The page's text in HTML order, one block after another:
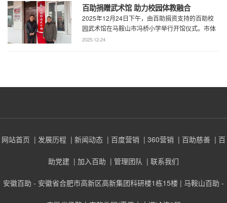
百助捐赠武术馆 助力校园体教融合
2025年12月24日下午，由百助捐资支持的百助校
园武术馆在马鞍山市冯桥小学举行开馆仪式。市体
育局王鹏处长、花山区教育局华俊局长、 ...
2025-12-24
网站首页 | 发展历程 | 新闻动态 | 百度营销 | 360营销 | 百助慈善 | 百
助党建 | 加入百助 | 管理团队 | 联系我们
安徽百助 - 安徽省合肥市高新区高新集团科研楼1栋15楼 | 马鞍山百助 -